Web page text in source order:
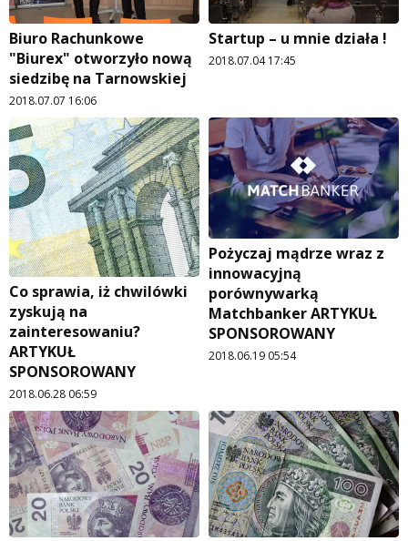
Biuro Rachunkowe
"Biurex" otworzyło nową
siedzibę na Tarnowskiej
2018.07.07 16:06
Startup – u mnie działa !
2018.07.04 17:45
Co sprawia, iż chwilówki
zyskują na
zainteresowaniu?
ARTYKUŁ
SPONSOROWANY
2018.06.28 06:59
Pożyczaj mądrze wraz z
innowacyjną
porównywarką
Matchbanker ARTYKUŁ
SPONSOROWANY
2018.06.19 05:54